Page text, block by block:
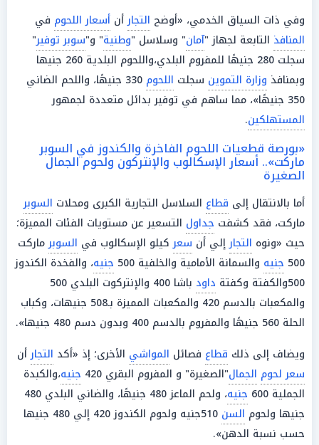
وفي ذات السياق الخدمي، «أوضح التجارأن أسعار اللحوم في
المنافذ التابعة لجهاز "آمان" وسلاسل "وطنية" و"سوبر توفير"
سجلت 280 جنيهًا للمفروم البلدي،واللحوم البلدية 260 جنيها
وبمنافذ وزارة التموين سجلت اللحوم
330 جنيهًا، واللحم الضاني
350 جنيهًا»، مما ساهم في توفير بدائل متعددة لجمهور
المستهلكين.
«بورصة قطعيات اللحوم الفاخرة والكندوز في السوبر
ماركت».. أسعار الإسكالوب والإنتركون ولحوم الجمال
الصغيرة
أما بالانتقال إلى قطاع السلاسل التجارية الكبرى ومحلات السوبر
ماركت، فقد كشفت جداول التسعير عن مستويات الفئات المميزة؛
حيث «ونوه التجارإلي أن سعركيلو الإسكالوب في السوبرماركت
500 جنيه والسمانة الأمامية والخلفية 500 جنيه، والفخدة الكندوز
500والكفتة وكفتة
داود
باشا 400 والإنتركوت البلدي 500
والمكعبات بالدسم 420 والمكعبات المميزة بـ508 جنيهات، وكباب
الحلة 560 جنيهًا والمفروم بالدسم 400 وبدون دسم 480 جنيها».
ويضاف إلى ذلك قطاع فصائل المواشي الأخرى؛ إذ «أكد التجارأن
سعر لحوم الجمال"الصغيرة" و المفروم البقري 420 جنيه،والكبدة
الجملية 600
جنيه
، ولحم الماعز 480 جنيهًا، والضاني البلدي 480
جنيها ولحوم السن
510جنيه ولحوم الكندوز 420 إلي 480 جنيها
حسب نسبة الدهن».